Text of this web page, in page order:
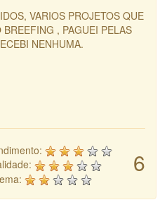
VARIOS PROJETOS QUE
, PAGUEI PELAS
NENHUMA.
6